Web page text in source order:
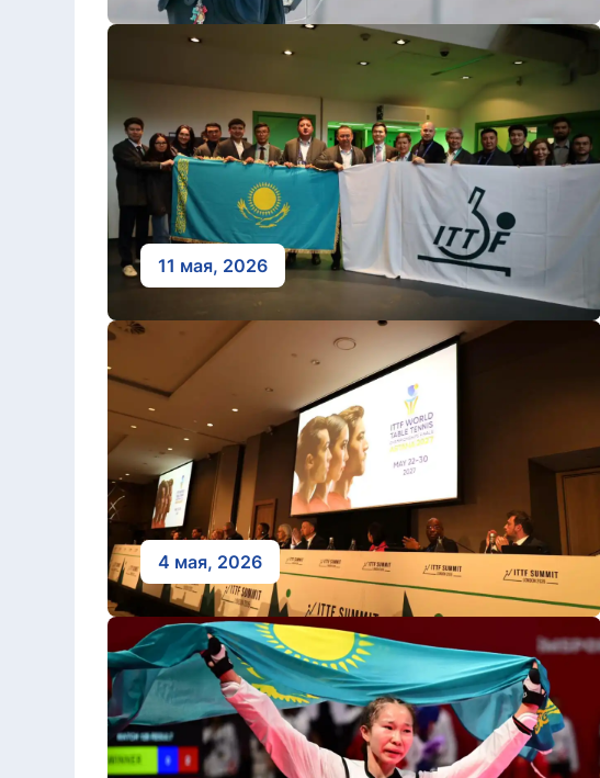
11 мая, 2026
4 мая, 2026